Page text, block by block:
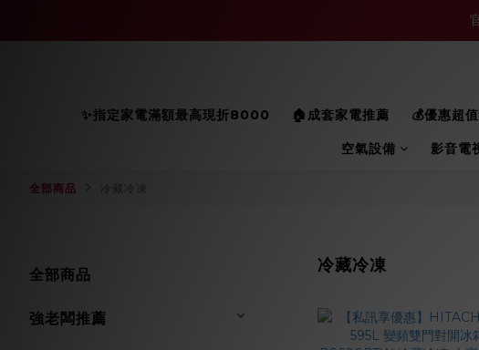
✨指定家電滿額最高現折8000 🏠成套家電推薦 💰優惠超
空氣設備 影音電
全部商品
全部商品
強老闆推薦
冷藏冷凍